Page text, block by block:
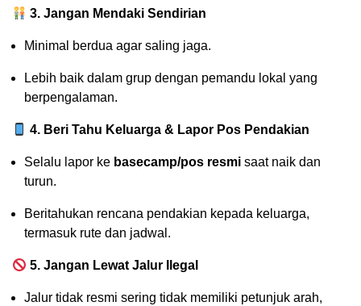
3. Jangan Mendaki Sendirian
Minimal berdua agar saling jaga.
Lebih baik dalam grup dengan pemandu lokal yang
berpengalaman.
4. Beri Tahu Keluarga & Lapor Pos Pendakian
Selalu lapor ke basecamp/pos resmi saat naik dan
turun.
Beritahukan rencana pendakian kepada keluarga,
termasuk rute dan jadwal.
5. Jangan Lewat Jalur Ilegal
Jalur tidak resmi sering tidak memiliki petunjuk arah,